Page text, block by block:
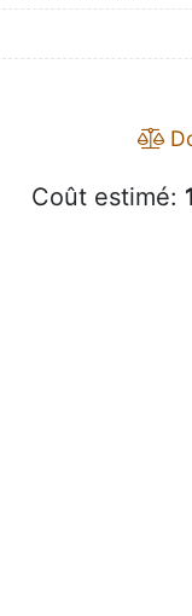
Coût estimé: